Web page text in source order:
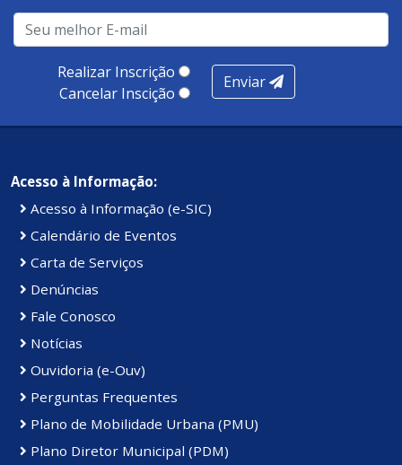
Realizar Inscrição
Cancelar Inscição
Enviar
Acesso à Informação:
Acesso à Informação (e-SIC)
Calendário de Eventos
Carta de Serviços
Denúncias
Fale Conosco
Notícias
Ouvidoria (e-Ouv)
Perguntas Frequentes
Plano de Mobilidade Urbana (PMU)
Plano Diretor Municipal (PDM)